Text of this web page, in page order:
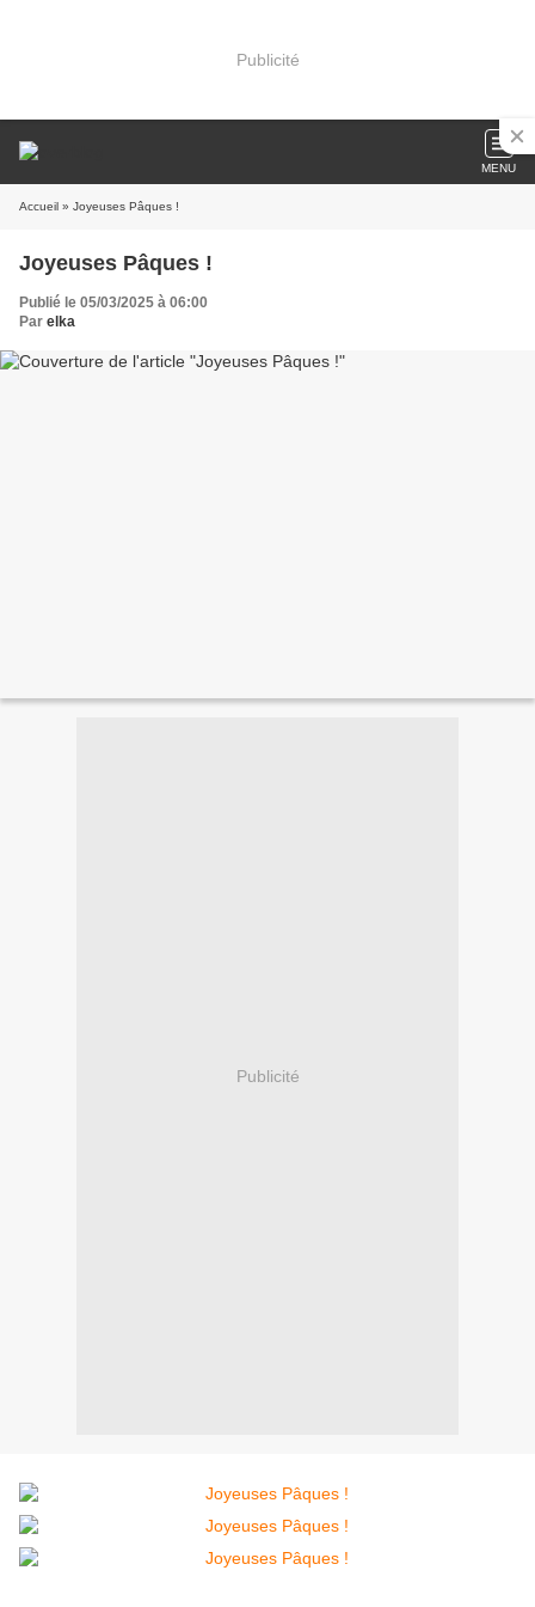
Publicité
MENU
Accueil » Joyeuses Pâques !
Joyeuses Pâques !
Publié le 05/03/2025 à 06:00
Par elka
Publicité